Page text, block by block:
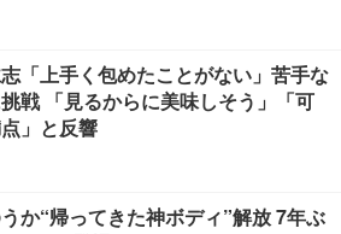
「上手く包めたことがない」苦手な
戦 「見るからに美味しそう」「可
」と反響
か“帰ってきた神ボディ”解放 7年ぶ